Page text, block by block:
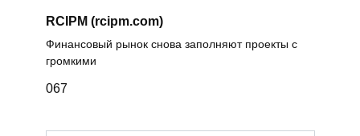
RCIPM (rcipm.com)
Финансовый рынок снова заполняют проекты с
громкими
067